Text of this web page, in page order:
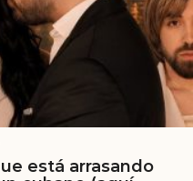
está arrasando